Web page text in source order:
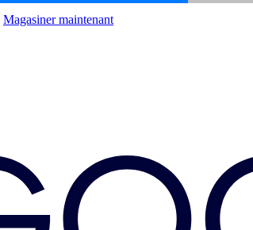
Magasiner maintenant